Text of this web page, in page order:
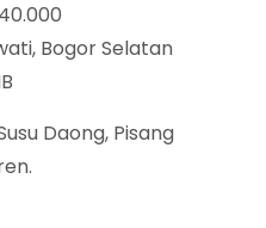
Bogor Selatan
Daong, Pisang